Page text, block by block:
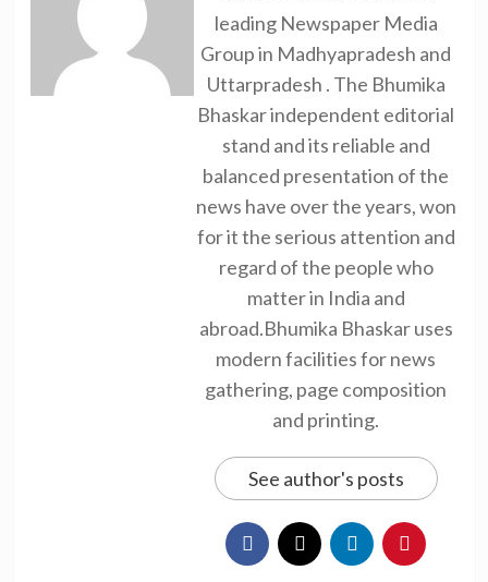
leading Newspaper Media
Group in Madhyapradesh and
Uttarpradesh . The Bhumika
Bhaskar independent editorial
stand and its reliable and
balanced presentation of the
news have over the years, won
for it the serious attention and
regard of the people who
matter in India and
abroad.Bhumika Bhaskar uses
modern facilities for news
gathering, page composition
and printing.
See author's posts